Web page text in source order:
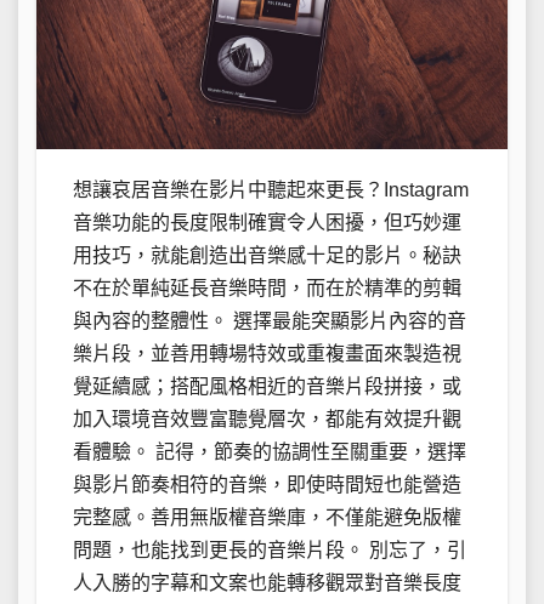
想讓哀居音樂在影片中聽起來更長？Instagram
音樂功能的長度限制確實令人困擾，但巧妙運
用技巧，就能創造出音樂感十足的影片。秘訣
不在於單純延長音樂時間，而在於精準的剪輯
與內容的整體性。 選擇最能突顯影片內容的音
樂片段，並善用轉場特效或重複畫面來製造視
覺延續感；搭配風格相近的音樂片段拼接，或
加入環境音效豐富聽覺層次，都能有效提升觀
看體驗。 記得，節奏的協調性至關重要，選擇
與影片節奏相符的音樂，即使時間短也能營造
完整感。善用無版權音樂庫，不僅能避免版權
問題，也能找到更長的音樂片段。 別忘了，引
人入勝的字幕和文案也能轉移觀眾對音樂長度